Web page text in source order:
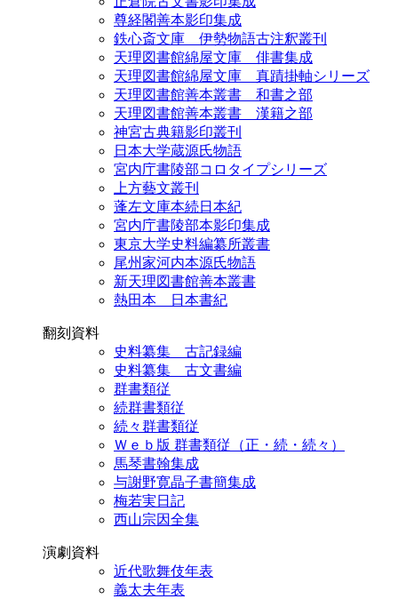
尊経閣善本影印集成
鉄心斎文庫 伊勢物語古注釈叢刊
天理図書館綿屋文庫 俳書集成
天理図書館綿屋文庫 真蹟掛軸シリーズ
天理図書館善本叢書 和書之部
天理図書館善本叢書 漢籍之部
神宮古典籍影印叢刊
日本大学蔵源氏物語
宮内庁書陵部コロタイプシリーズ
上方藝文叢刊
蓬左文庫本続日本紀
宮内庁書陵部本影印集成
東京大学史料編纂所叢書
尾州家河内本源氏物語
新天理図書館善本叢書
熱田本 日本書紀
翻刻資料
史料纂集 古記録編
史料纂集 古文書編
群書類従
続群書類従
続々群書類従
Ｗｅｂ版 群書類従（正・続・続々）
馬琴書翰集成
与謝野寛晶子書簡集成
梅若実日記
西山宗因全集
演劇資料
近代歌舞伎年表
義太夫年表